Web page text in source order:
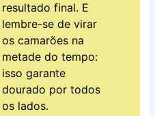
resultado final. E
lembre-se de virar
os camarões na
metade do tempo:
isso garante
dourado por todos
os lados.